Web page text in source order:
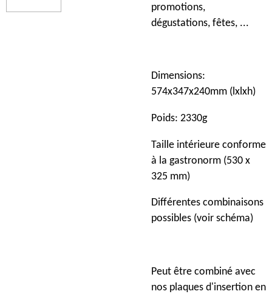
promotions,
dégustations, fêtes, ...
Dimensions:
574x347x240mm (lxlxh)
Poids: 2330g
Taille intérieure conforme
à la gastronorm (530 x
325 mm)
Différentes combinaisons
possibles (voir schéma)
Peut être combiné avec
nos plaques d'insertion en